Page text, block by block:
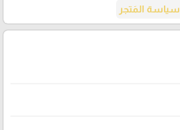
سياسة المَتجر